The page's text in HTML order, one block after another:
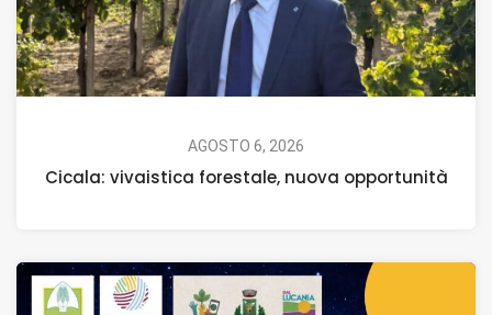
AGOSTO 6, 2026
Cicala: vivaistica forestale, nuova opportunità